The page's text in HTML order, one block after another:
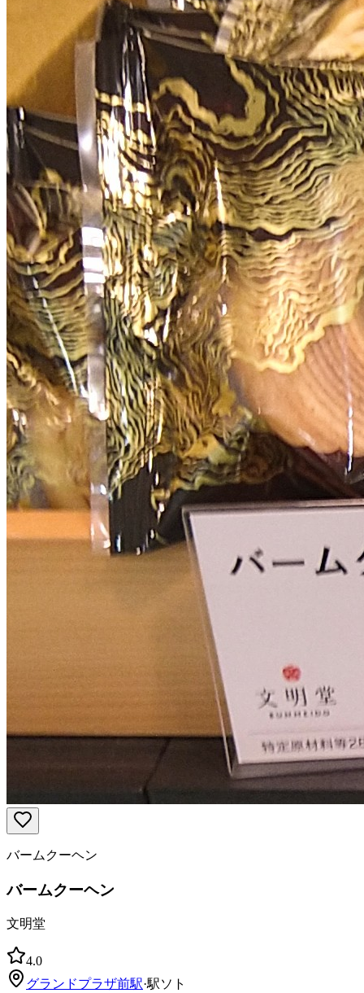
バームクーヘン
バームクーヘン
文明堂
4.0
グランドプラザ前駅·駅ソト